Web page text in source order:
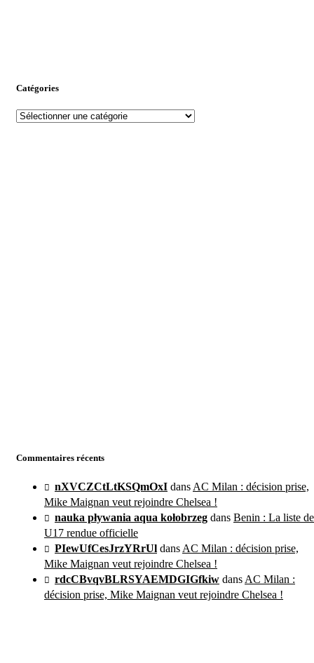
Catégories
Commentaires récents
nXVCZCtLtKSQmOxI dans AC Milan : décision prise,
Mike Maignan veut rejoindre Chelsea !
nauka pływania aqua kołobrzeg dans Benin : La liste
U17 rendue officielle
PIewUfCesJrzYRrUl dans AC Milan : décision prise,
Mike Maignan veut rejoindre Chelsea !
rdcCBvqvBLRSYAEMDGIGfkiw dans AC Milan :
décision prise, Mike Maignan veut rejoindre Chelsea !